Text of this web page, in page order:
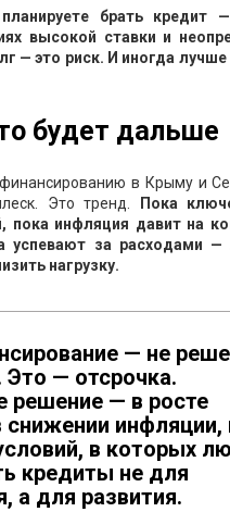
брать кредит
высокой ставки и
— это риск. И иногда
будет дальше
в Крыму и
Это тренд.
Пока
пока инфляция давит на
успевают за расходами —
нагрузку.
— не
— отсрочка.
решение — в росте
снижении инфляции,
в которых
кредиты не для
а для развития.